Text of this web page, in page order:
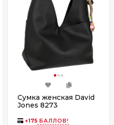
Сумка женская David
Jones 8273
+175 БАЛЛОВ!